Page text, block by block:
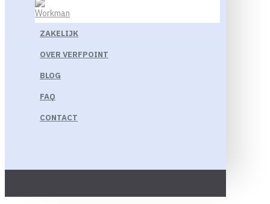
ZAKELIJK
OVER VERFPOINT
BLOG
FAQ
CONTACT